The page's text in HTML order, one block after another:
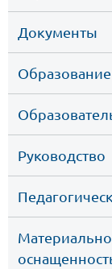
Документы
Образование
Руководство